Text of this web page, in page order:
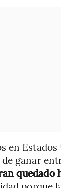
en
de ganar
quedado